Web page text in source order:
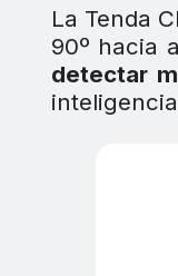
La Tenda
90º hacia
detectar